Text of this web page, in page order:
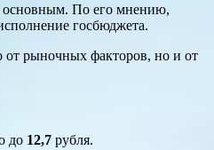
основным. По его мнению,
госбюджета.
от рыночных факторов, но и от
до 12,7 рубля.